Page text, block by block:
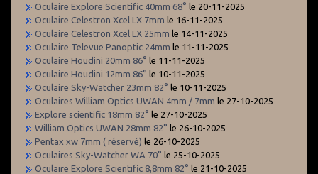
Oculaire Explore Scientific 40mm 68° le 20-11-2025
Oculaire Celestron Xcel LX 7mm le 16-11-2025
Oculaire Celestron Xcel LX 25mm le 14-11-2025
Oculaire Televue Panoptic 24mm le 11-11-2025
Oculaire Houdini 20mm 86° le 11-11-2025
Oculaire Houdini 12mm 86° le 10-11-2025
Oculaire Sky-Watcher 23mm 82° le 10-11-2025
Oculaires William Optics UWAN 4mm / 7mm le 27-10-2025
Explore scientific 18mm 82° le 27-10-2025
William Optics UWAN 28mm 82° le 26-10-2025
Pentax xw 7mm ( réservé) le 26-10-2025
Oculaires Sky-Watcher WA 70° le 25-10-2025
Oculaire Explore Scientific 8,8mm 82° le 21-10-2025